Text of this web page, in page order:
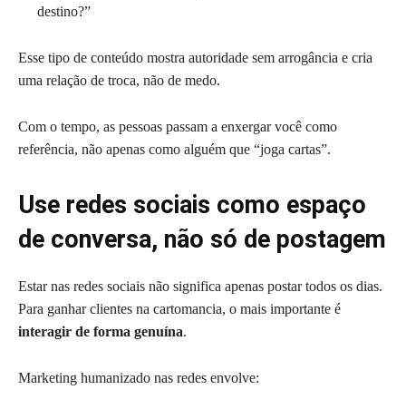
destino?”
Esse tipo de conteúdo mostra autoridade sem arrogância e cria
uma relação de troca, não de medo.
Com o tempo, as pessoas passam a enxergar você como
referência, não apenas como alguém que “joga cartas”.
Use redes sociais como espaço
de conversa, não só de postagem
Estar nas redes sociais não significa apenas postar todos os dias.
Para ganhar clientes na cartomancia, o mais importante é
interagir de forma genuína.
Marketing humanizado nas redes envolve: